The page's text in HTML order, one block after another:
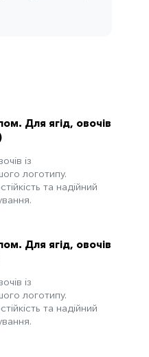
Для ягід, овочів
із
логотипу.
та надійний
Для ягід, овочів
із
логотипу.
та надійний